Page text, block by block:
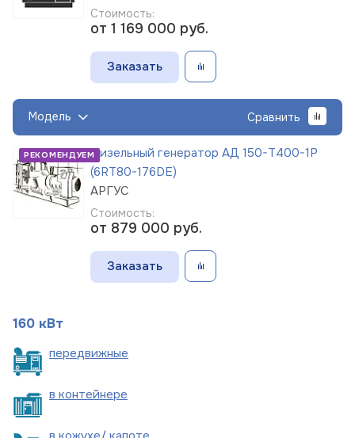
Стоимость:
от 1 169 000 руб.
Заказать
Модель Сравнить
РЕКОМЕНДУЕМДизельный генератор АД 150-Т400-1Р
(6RT80-176DE)
АРГУС
Стоимость:
от 879 000 руб.
Заказать
160 кВт
передвижные
в контейнере